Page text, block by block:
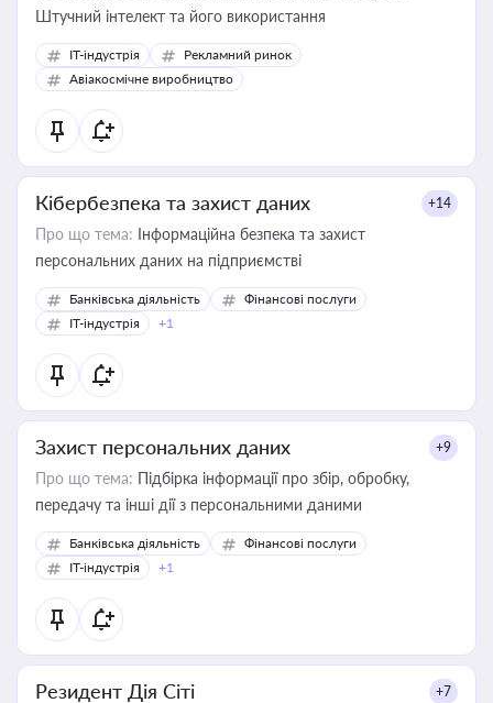
Штучний інтелект та його використання
IT-індустрія
Рекламний ринок
Авіакосмічне виробництво
Кібербезпека та захист даних +14
Про що тема: Інформаційна безпека та захист
персональних даних на підприємстві
Банківська діяльність
Фінансові послуги
IT-індустрія
+1
Захист персональних даних +9
Про що тема: Підбірка інформації про збір, обробку,
передачу та інші дії з персональними даними
Банківська діяльність
Фінансові послуги
IT-індустрія
+1
Резидент Дія Сіті +7